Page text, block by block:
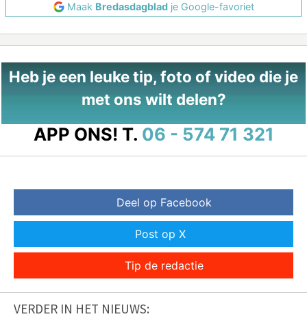
Maak Bredasdagbladje Google-favoriet
Heb je een leuke tip, foto of video die je
met ons wilt delen?
APP ONS! T. 06 - 574 71 321
Deel op Facebook
Post op X
Tip de redactie
VERDER IN HET NIEUWS: